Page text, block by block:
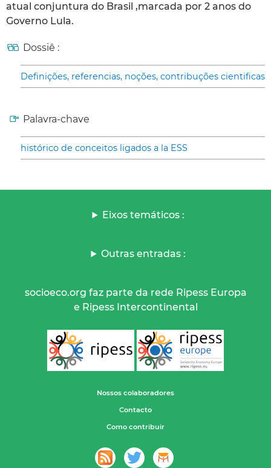
atual conjuntura do Brasil ,marcada por 2 anos do
Governo Lula.
Dossiê :
Definições, referencias, noções, contribuções cientificas
Palavra-chave
histórico de conceitos ligados a la ESS
Eixos temáticos :
Outras entradas :
socioeco.org faz parte da rede Ripess Europa
e Ripess Intercontinental
Nossos colaboradores
Contacto
Como contribuir